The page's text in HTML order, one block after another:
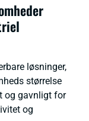
løsninger,
størrelse
og gavnligt for
og